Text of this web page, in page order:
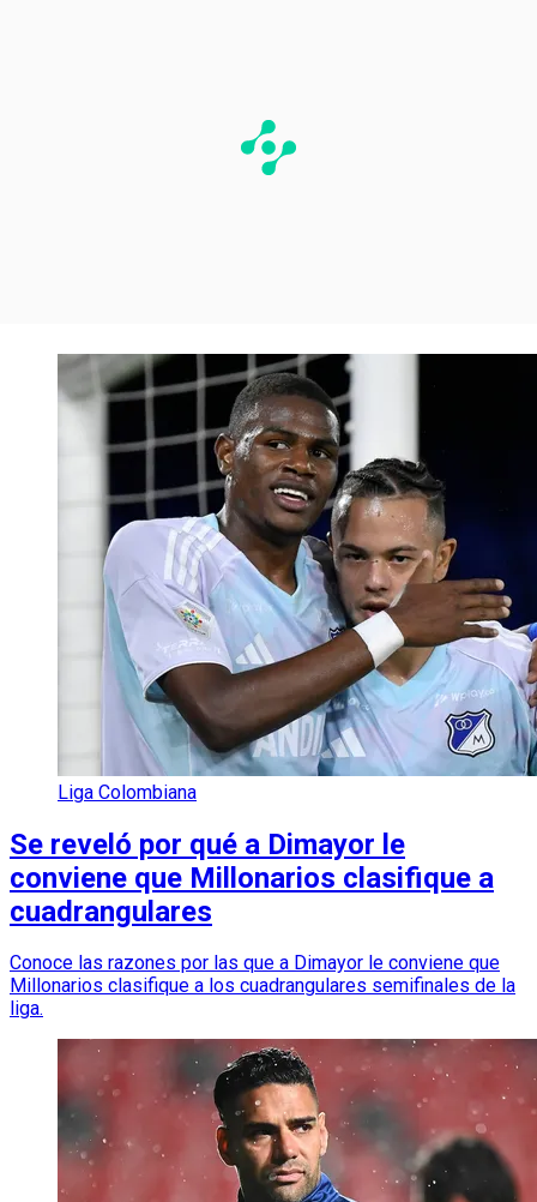
Liga Colombiana
Se reveló por qué a Dimayor le
conviene que Millonarios clasifique a
cuadrangulares
Conoce las razones por las que a Dimayor le conviene que
Millonarios clasifique a los cuadrangulares semifinales de la
liga.